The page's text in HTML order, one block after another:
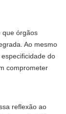
que órgãos
Ao mesmo
do
comprometer
reflexão ao